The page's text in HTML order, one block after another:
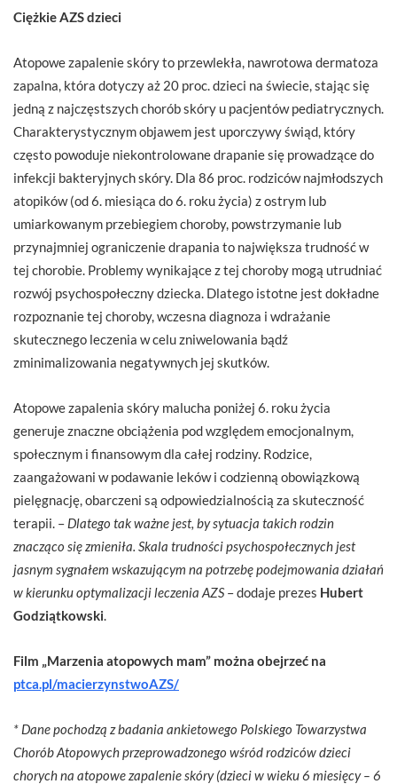
Ciężkie AZS dzieci
Atopowe zapalenie skóry to przewlekła, nawrotowa dermatoza
zapalna, która dotyczy aż 20 proc. dzieci na świecie, stając się
jedną z najczęstszych chorób skóry u pacjentów pediatrycznych.
Charakterystycznym objawem jest uporczywy świąd, który
często powoduje niekontrolowane drapanie się prowadzące do
infekcji bakteryjnych skóry. Dla 86 proc. rodziców najmłodszych
atopików (od 6. miesiąca do 6. roku życia) z ostrym lub
umiarkowanym przebiegiem choroby, powstrzymanie lub
przynajmniej ograniczenie drapania to największa trudność w
tej chorobie. Problemy wynikające z tej choroby mogą utrudniać
rozwój psychospołeczny dziecka. Dlatego istotne jest dokładne
rozpoznanie tej choroby, wczesna diagnoza i wdrażanie
skutecznego leczenia w celu zniwelowania bądź
zminimalizowania negatywnych jej skutków.
Atopowe zapalenia skóry malucha poniżej 6. roku życia
generuje znaczne obciążenia pod względem emocjonalnym,
społecznym i finansowym dla całej rodziny. Rodzice,
zaangażowani w podawanie leków i codzienną obowiązkową
pielęgnację, obarczeni są odpowiedzialnością za skuteczność
terapii. – Dlatego tak ważne jest, by sytuacja takich rodzin
znacząco się zmieniła. Skala trudności psychospołecznych jest
jasnym sygnałem wskazującym na potrzebę podejmowania działań
w kierunku optymalizacji leczenia AZS– dodaje prezes Hubert
Godziątkowski.
Film „Marzenia atopowych mam” można obejrzeć na
ptca.pl/macierzynstwoAZS/
* Dane pochodzą z badania ankietowego Polskiego Towarzystwa
Chorób Atopowych przeprowadzonego wśród rodziców dzieci
chorych na atopowe zapalenie skóry (dzieci w wieku 6 miesięcy – 6